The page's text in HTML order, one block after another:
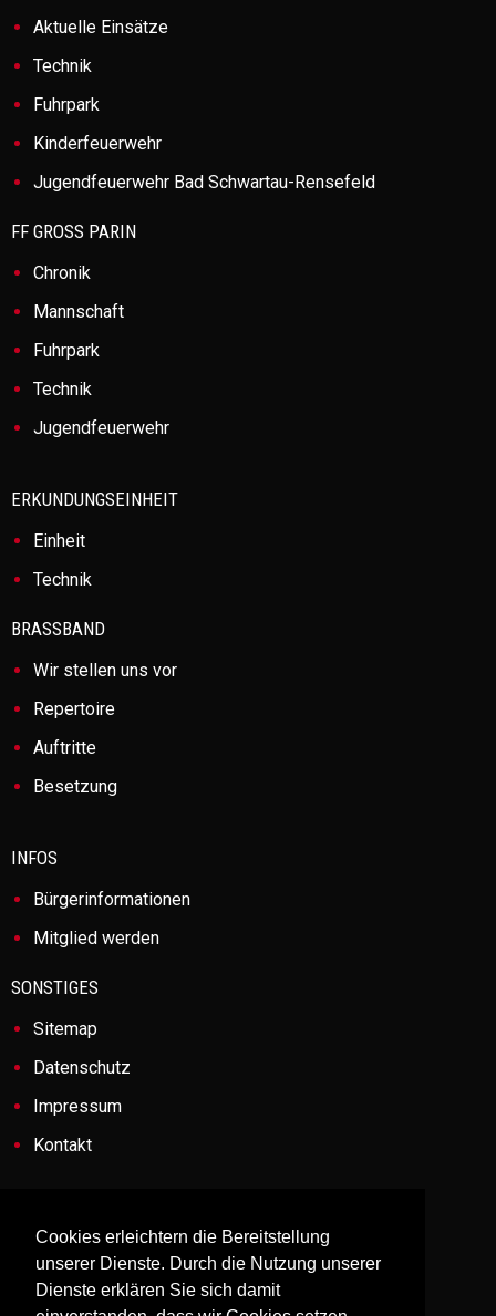
Cookies erleichtern die Bereitstellung
unserer Dienste. Durch die Nutzung unserer
Dienste erklären Sie sich damit
Aktuelle Einsätze
Technik
Fuhrpark
Kinderfeuerwehr
Jugendfeuerwehr Bad Schwartau-Rensefeld
FF GROSS PARIN
Chronik
Mannschaft
Fuhrpark
Technik
Jugendfeuerwehr
ERKUNDUNGSEINHEIT
Einheit
Technik
BRASSBAND
Wir stellen uns vor
Repertoire
Auftritte
Besetzung
INFOS
Bürgerinformationen
Mitglied werden
SONSTIGES
Sitemap
Datenschutz
Impressum
Kontakt
Feuerwehr Bad Schwartau-Rensefeld
Fünfhausen 3
23511 Bad Schwartau